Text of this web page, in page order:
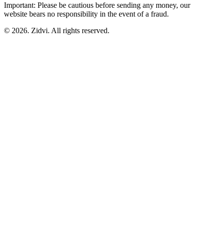
Important: Please be cautious before sending any money, our
website bears no responsibility in the event of a fraud.
© 2026. Zidvi. All rights reserved.